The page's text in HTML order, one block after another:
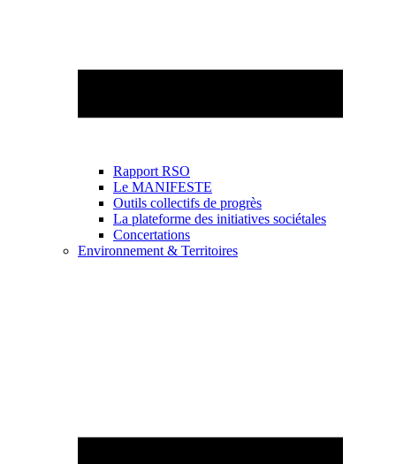
Rapport RSO
Le MANIFESTE
Outils collectifs de progrès
La plateforme des initiatives sociétales
Concertations
Environnement & Territoires